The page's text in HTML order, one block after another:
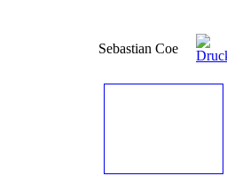
Sebastian Coe